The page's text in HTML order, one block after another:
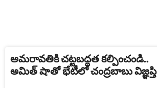
అమరావతికి చట్టబద్ధత కల్పించండి..
అమిత్ షాతో భేటీలో చంద్రబాబు విజ్ఞప్తి